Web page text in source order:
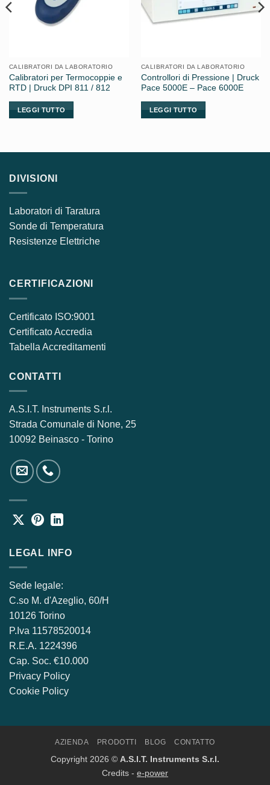
CALIBRATORI DA LABORATORIO
Calibratori per Termocoppie e
RTD | Druck DPI 811 / 812
LEGGI TUTTO
CALIBRATORI DA LABORATORIO
Controllori di Pressione | Druck
Pace 5000E – Pace 6000E
LEGGI TUTTO
DIVISIONI
Laboratori di Taratura
Sonde di Temperatura
Resistenze Elettriche
CERTIFICAZIONI
Certificato ISO:9001
Certificato Accredia
Tabella Accreditamenti
CONTATTI
A.S.I.T. Instruments S.r.l.
Strada Comunale di None, 25
10092 Beinasco - Torino
LEGAL INFO
Sede legale:
C.so M. d'Azeglio, 60/H
10126 Torino
P.Iva ​11578520014
R.E.A. 1224396
Cap. Soc. €10.000
Privacy Policy
Cookie Policy
AZIENDA PRODOTTI BLOG CONTATTO
Copyright 2026 © A.S.I.T. Instruments S.r.l.
Credits - e-power